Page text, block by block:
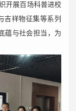
开展百场科普进校
吉祥物征集等系列
蕴与社会担当，为